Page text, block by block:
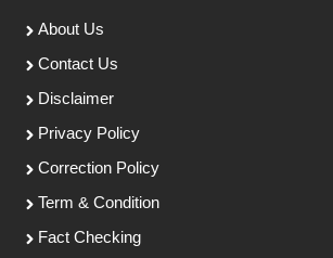
About Us
Contact Us
Disclaimer
Privacy Policy
Correction Policy
Term & Condition
Fact Checking